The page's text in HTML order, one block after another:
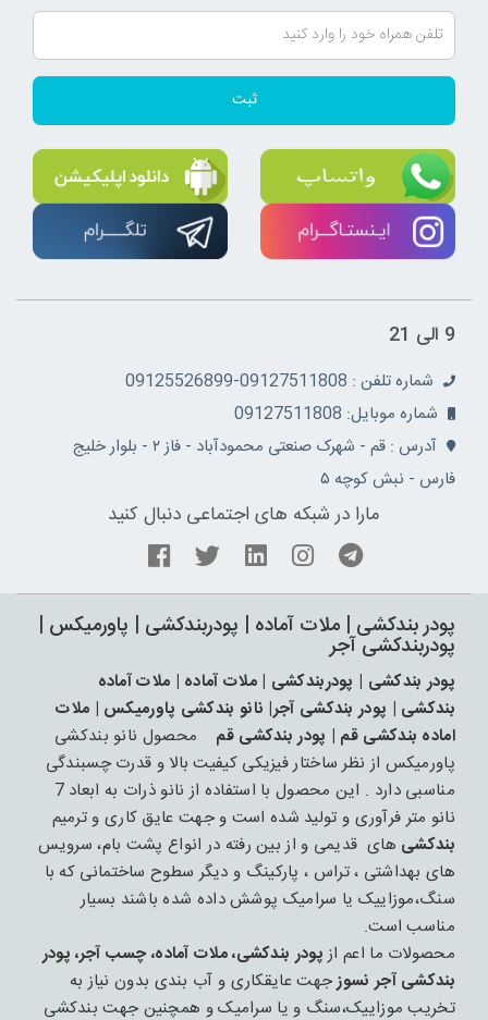
ثبت
9 الی 21
شماره تلفن : 09127511808-09125526899
شماره موبایل: 09127511808
آدرس : قم - شهرک صنعتی محمودآباد - فاز ۲ - بلوار خلیج
فارس - نبش کوچه ۵
مارا در شبکه های اجتماعی دنبال کنید
پودر بندکشی | ملات آماده | پودربندکشی | پاورمیکس |
پودربندکشی آجر
پودر بندکشی | پودربندکشی | ملات آماده | ملات آماده
بندکشی | پودر بندکشی آجر| نانو بندکشی پاورمیکس | ملات
اماده بندکشی قم | پودر بندکشی قم
محصول نانو بندکشی
پاورمیکس از نظر ساختار فیزیکی کیفیت بالا و قدرت چسبندگی
مناسبی دارد . این محصول با استفاده از نانو ذرات به ابعاد 7
نانو متر فرآوری و تولید شده است و جهت عایق کاری و ترمیم
بندکشی های قدیمی و از بین رفته در انواع پشت بام، سرویس
های بهداشتی ، تراس ، پارکینگ و دیگر سطوح ساختمانی که با
سنگ،موزاییک یا سرامیک پوشش داده شده باشند بسیار
مناسب است.
محصولات ما اعم ازپودر بندکشی، ملات آماده، چسب آجر، پودر
بندکشی آجر نسوزجهت عایقکاری و آب بندی بدون نیاز به
تخریب موزاییک،سنگ و یا سرامیک و همچنین جهت بندکشی